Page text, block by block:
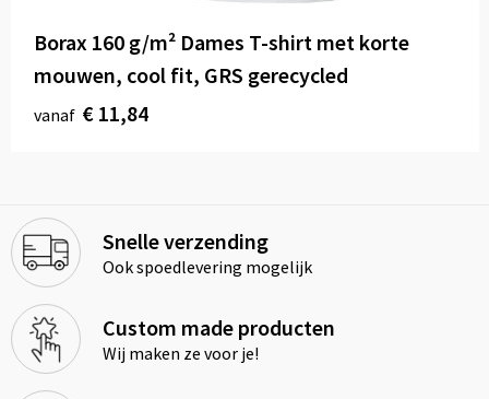
Borax 160 g/m² Dames T-shirt met korte
mouwen, cool fit, GRS gerecycled
vanaf € 11,84
Snelle verzending
Ook spoedlevering mogelijk
Custom made producten
Wij maken ze voor je!